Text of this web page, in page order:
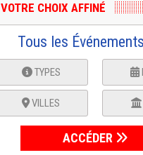
VOTRE CHOIX AFFINÉ
Tous les
TYPES
VILLES
ACCÉDER